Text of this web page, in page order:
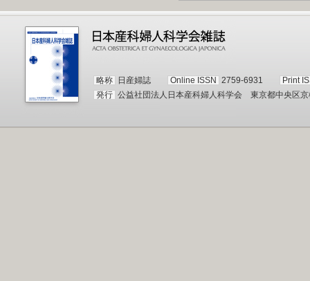
略称 日産婦誌 Online ISSN 2759-6931
Print
発行 公益社団法人日本産科婦人科学会 東京都中央区